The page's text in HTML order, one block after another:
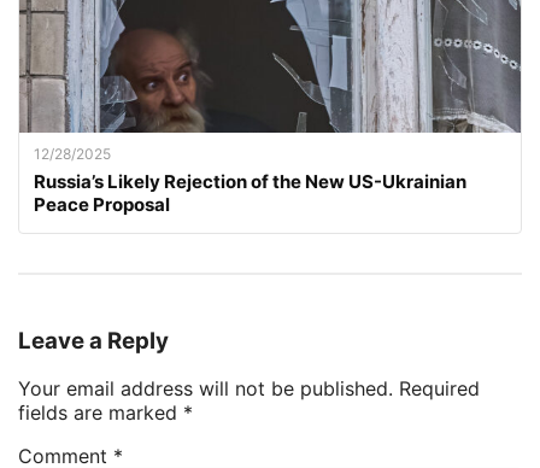
12/28/2025
Russia’s Likely Rejection of the New US-Ukrainian
Peace Proposal
Leave a Reply
Your email address will not be published. Required
fields are marked *
Comment *